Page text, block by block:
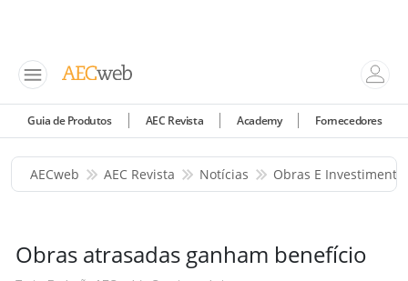
Guia de Produtos AEC Revista Academy Fornecedores
AECweb AEC Revista Notícias Obras E
Obras atrasadas ganham benefício